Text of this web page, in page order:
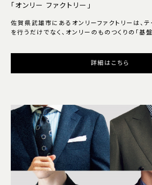
「オンリー ファクトリー」
佐賀県武雄市にあるオンリーファクトリーは、
を行うだけでなく、オンリーのものつくりの「基盤
詳細はこちら